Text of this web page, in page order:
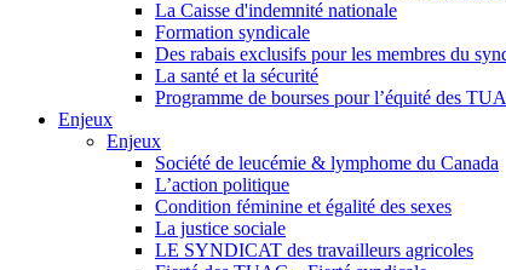
La Caisse d'indemnité nationale
Formation syndicale
Des rabais exclusifs pour les membres du
La santé et la sécurité
Programme de bourses pour l’équité des
Enjeux
Enjeux
Société de leucémie & lymphome du Canada
L’action politique
Condition féminine et égalité des sexes
La justice sociale
LE SYNDICAT des travailleurs agricoles